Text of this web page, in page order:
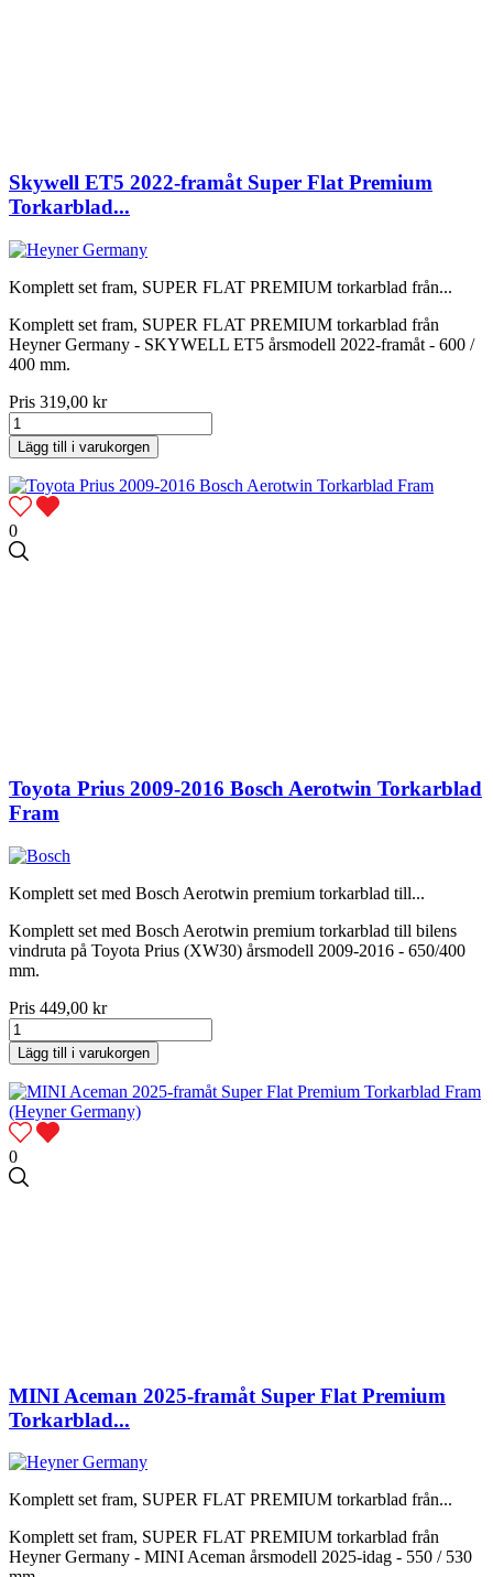
Skywell ET5 2022-framåt Super Flat Premium
Torkarblad...
Komplett set fram, SUPER FLAT PREMIUM torkarblad från...
Komplett set fram, SUPER FLAT PREMIUM torkarblad från
Heyner Germany - SKYWELL ET5 årsmodell 2022-framåt - 600 /
400 mm.
Pris 319,00 kr
Lägg till i varukorgen
0
Toyota Prius 2009-2016 Bosch Aerotwin Torkarblad
Fram
Komplett set med Bosch Aerotwin premium torkarblad till...
Komplett set med Bosch Aerotwin premium torkarblad till bilens
vindruta på Toyota Prius (XW30) årsmodell 2009-2016 - 650/400
mm.
Pris 449,00 kr
Lägg till i varukorgen
0
MINI Aceman 2025-framåt Super Flat Premium
Torkarblad...
Komplett set fram, SUPER FLAT PREMIUM torkarblad från...
Komplett set fram, SUPER FLAT PREMIUM torkarblad från
Heyner Germany - MINI Aceman årsmodell 2025-idag - 550 / 530